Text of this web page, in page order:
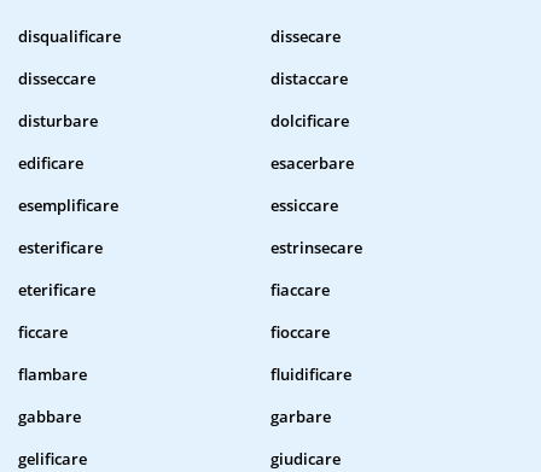
disqualificare
dissecare
disseccare
distaccare
disturbare
dolcificare
edificare
esacerbare
esemplificare
essiccare
esterificare
estrinsecare
eterificare
fiaccare
ficcare
fioccare
flambare
fluidificare
gabbare
garbare
gelificare
giudicare